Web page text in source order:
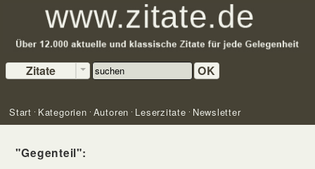
Zitate OK
Start Kategorien Autoren Leserzitate Newsletter
"Gegenteil":